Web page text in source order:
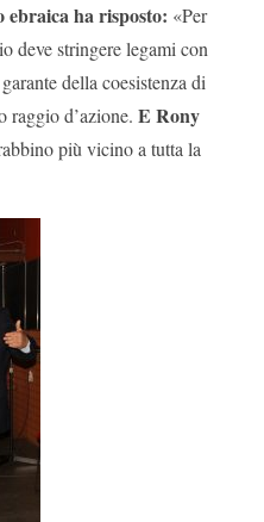
ha risposto: «Per
deve stringere legami con
della coesistenza di
d’azione. E Rony
più vicino a tutta la